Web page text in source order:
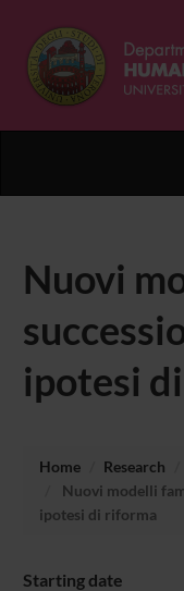
Nuovi
ipotesi
Home Research
Nuovi modelli
ipotesi di riforma
Starting date